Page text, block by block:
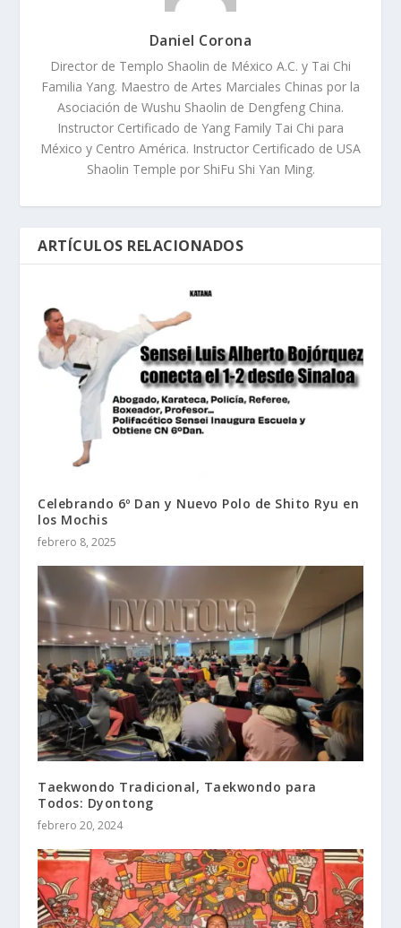
Daniel Corona
Director de Templo Shaolin de México A.C. y Tai Chi
Familia Yang. Maestro de Artes Marciales Chinas por la
Asociación de Wushu Shaolin de Dengfeng China.
Instructor Certificado de Yang Family Tai Chi para
México y Centro América. Instructor Certificado de USA
Shaolin Temple por ShiFu Shi Yan Ming.
ARTÍCULOS RELACIONADOS
Celebrando 6º Dan y Nuevo Polo de Shito Ryu en
los Mochis
febrero 8, 2025
Taekwondo Tradicional, Taekwondo para
Todos: Dyontong
febrero 20, 2024